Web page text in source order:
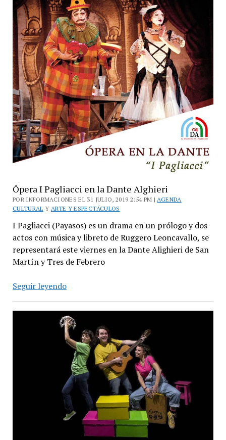
plaza
central
Ópera I Pagliacci en la Dante Alghieri
POR INFORMACIONES EL 31 JULIO, 2019 2:54 PM | AGENDA
CULTURAL Y ARTE Y ESPECTÁCULOS
I Pagliacci (Payasos) es un drama en un prólogo y dos
actos con música y libreto de Ruggero Leoncavallo, se
representará este viernes en la Dante Alighieri de San
Martín y Tres de Febrero
Seguir leyendoÓpera
Pagliacci
en
la
Dante
Alghieri